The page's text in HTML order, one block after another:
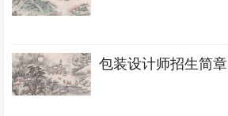
包装设计师招生简章